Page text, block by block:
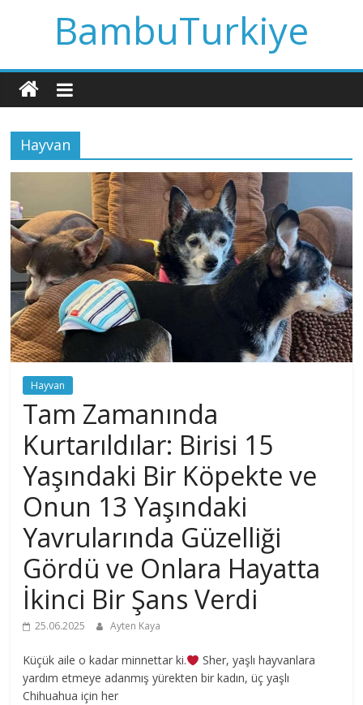
BambuTurkiye
Hayvan
Hayvan
Tam Zamanında
Kurtarıldılar: Birisi 15
Yaşındaki Bir Köpekte ve
Onun 13 Yaşındaki
Yavrularında Güzelliği
Gördü ve Onlara Hayatta
İkinci Bir Şans Verdi
25.06.2025 Ayten Kaya
Küçük aile o kadar minnettar ki.
Sher, yaşlı hayvanlara
yardım etmeye adanmış yürekten bir kadın, üç yaşlı
Chihuahua için her